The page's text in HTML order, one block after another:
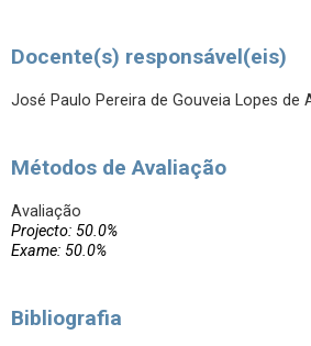
Docente(s) responsável(eis)
José Paulo Pereira de Gouveia Lopes de
Métodos de Avaliação
Avaliação
Projecto: 50.0%
Exame: 50.0%
Bibliografia